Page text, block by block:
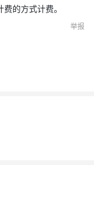
的方式计费。
举报